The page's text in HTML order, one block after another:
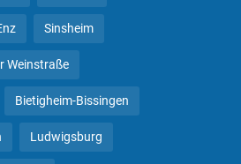
Sinsheim
Weinstraße
Bietigheim-Bissingen
Ludwigsburg